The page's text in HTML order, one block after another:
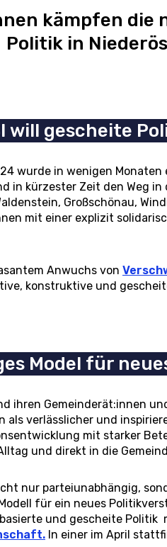
kämpfen die
Politik in
will gescheite
wurde in wenigen
in kürzester Zeit den Weg
Großschönau,
mit einer explizit
Anwuchs von
konstruktive und
Model für
ihren Gemeinderät:innen
als verlässlicher und
mit starker
und direkt in die
nur parteiunabhängig,
für ein neues
und gescheite
In einer im April